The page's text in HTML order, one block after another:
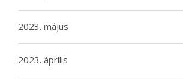
2023. május
2023. április